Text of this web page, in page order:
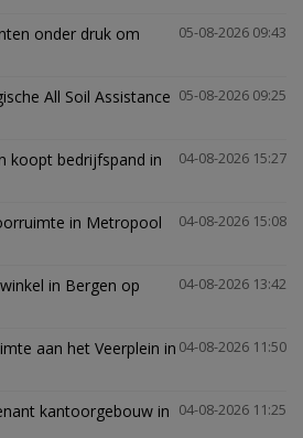
05-08-2026 09:43
onder druk om
05-08-2026 09:25
All Soil Assistance
04-08-2026 15:27
koopt bedrijfspand in
04-08-2026 15:08
in Metropool
04-08-2026 13:42
in Bergen op
04-08-2026 11:50
aan het Veerplein in
04-08-2026 11:25
kantoorgebouw in